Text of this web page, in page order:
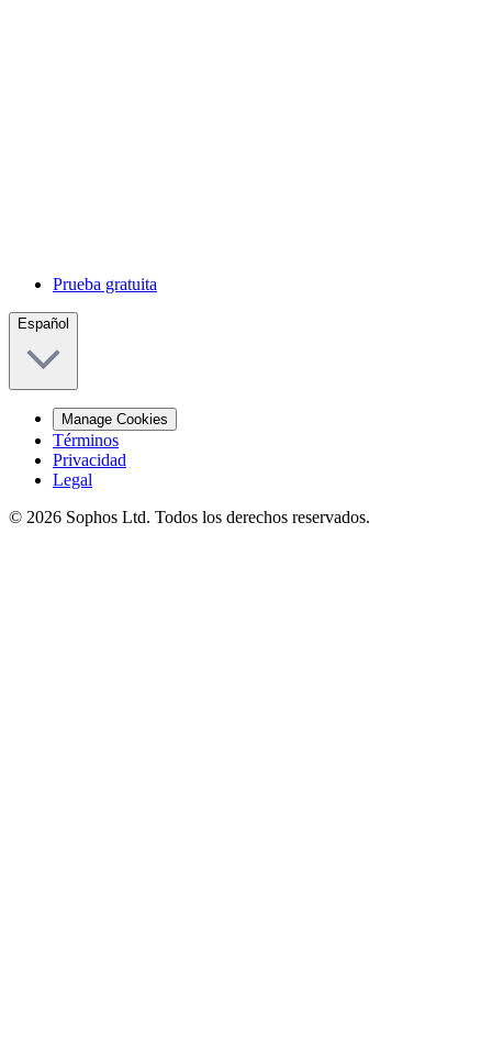
Prueba gratuita
Español
Manage Cookies
Términos
Privacidad
Legal
© 2026 Sophos Ltd. Todos los derechos reservados.